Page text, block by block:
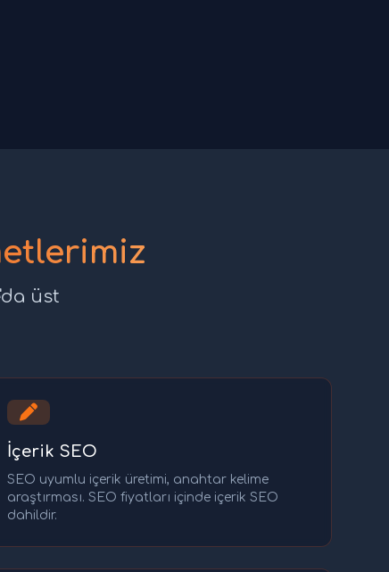
üst
İçerik SEO
SEO uyumlu içerik üretimi, anahtar kelime
araştırması. SEO fiyatları içinde içerik SEO
dahildir.